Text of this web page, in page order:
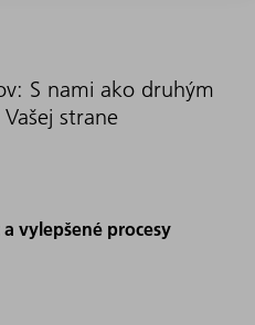
S nami ako druhým
strane
vylepšené procesy